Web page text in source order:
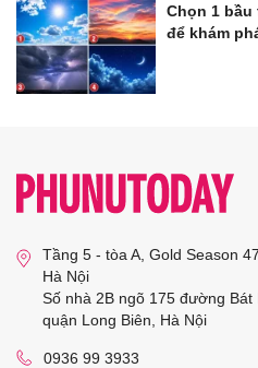
Chọn 1
để khám
Tầng 5 - tòa A, Gold Season
Hà Nội
Số nhà 2B ngõ 175 đường Bát
quận Long Biên, Hà Nội
0936 99 3933